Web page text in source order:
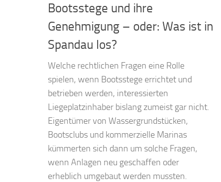
Bootsstege und ihre
Genehmigung – oder: Was ist in
Spandau los?
Welche rechtlichen Fragen eine Rolle
spielen, wenn Bootsstege errichtet und
betrieben werden, interessierten
Liegeplatzinhaber bislang zumeist gar nicht.
Eigentümer von Wassergrundstücken,
Bootsclubs und kommerzielle Marinas
kümmerten sich dann um solche Fragen,
wenn Anlagen neu geschaffen oder
erheblich umgebaut werden mussten.